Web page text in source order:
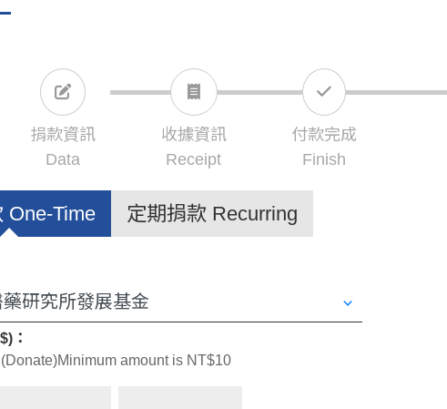
捐款資訊
Data
收據資訊
Receipt
付款完成
Finish
One-Time 定期捐款 Recurring
：
amount is NT$10